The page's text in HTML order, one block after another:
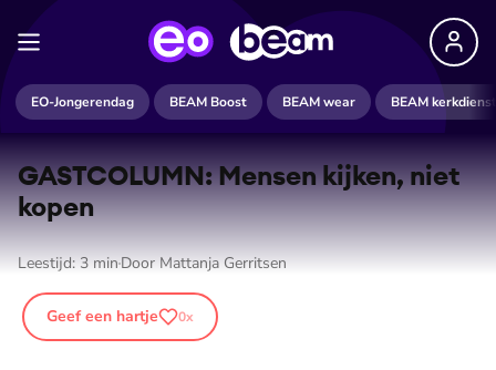
EO-Jongerendag BEAM Boost BEAM wear BEAM kerkdienst
GASTCOLUMN: Mensen kijken, niet
kopen
Leestijd:3minDoorMattanja Gerritsen
Geef een hartje 0x